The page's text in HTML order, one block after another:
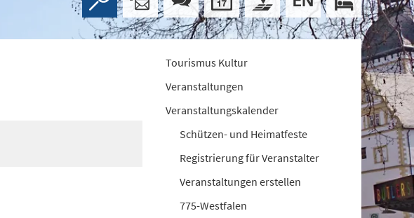
Tourismus Kultur
Veranstaltungen
Veranstaltungskalender
Schützen- und Heimatfeste
Registrierung für Veranstalter
Veranstaltungen erstellen
775-Westfalen